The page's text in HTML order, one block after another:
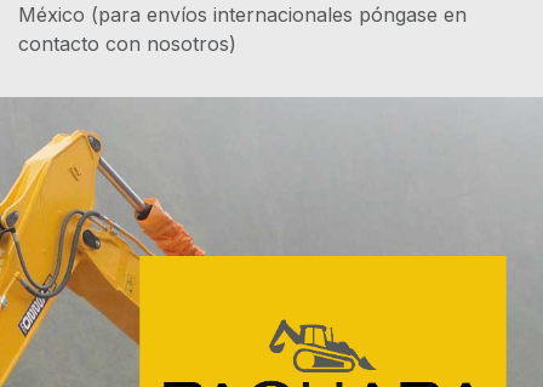
México (para envíos internacionales póngase en
contacto con nosotros)